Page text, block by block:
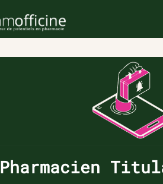
Pharmacien